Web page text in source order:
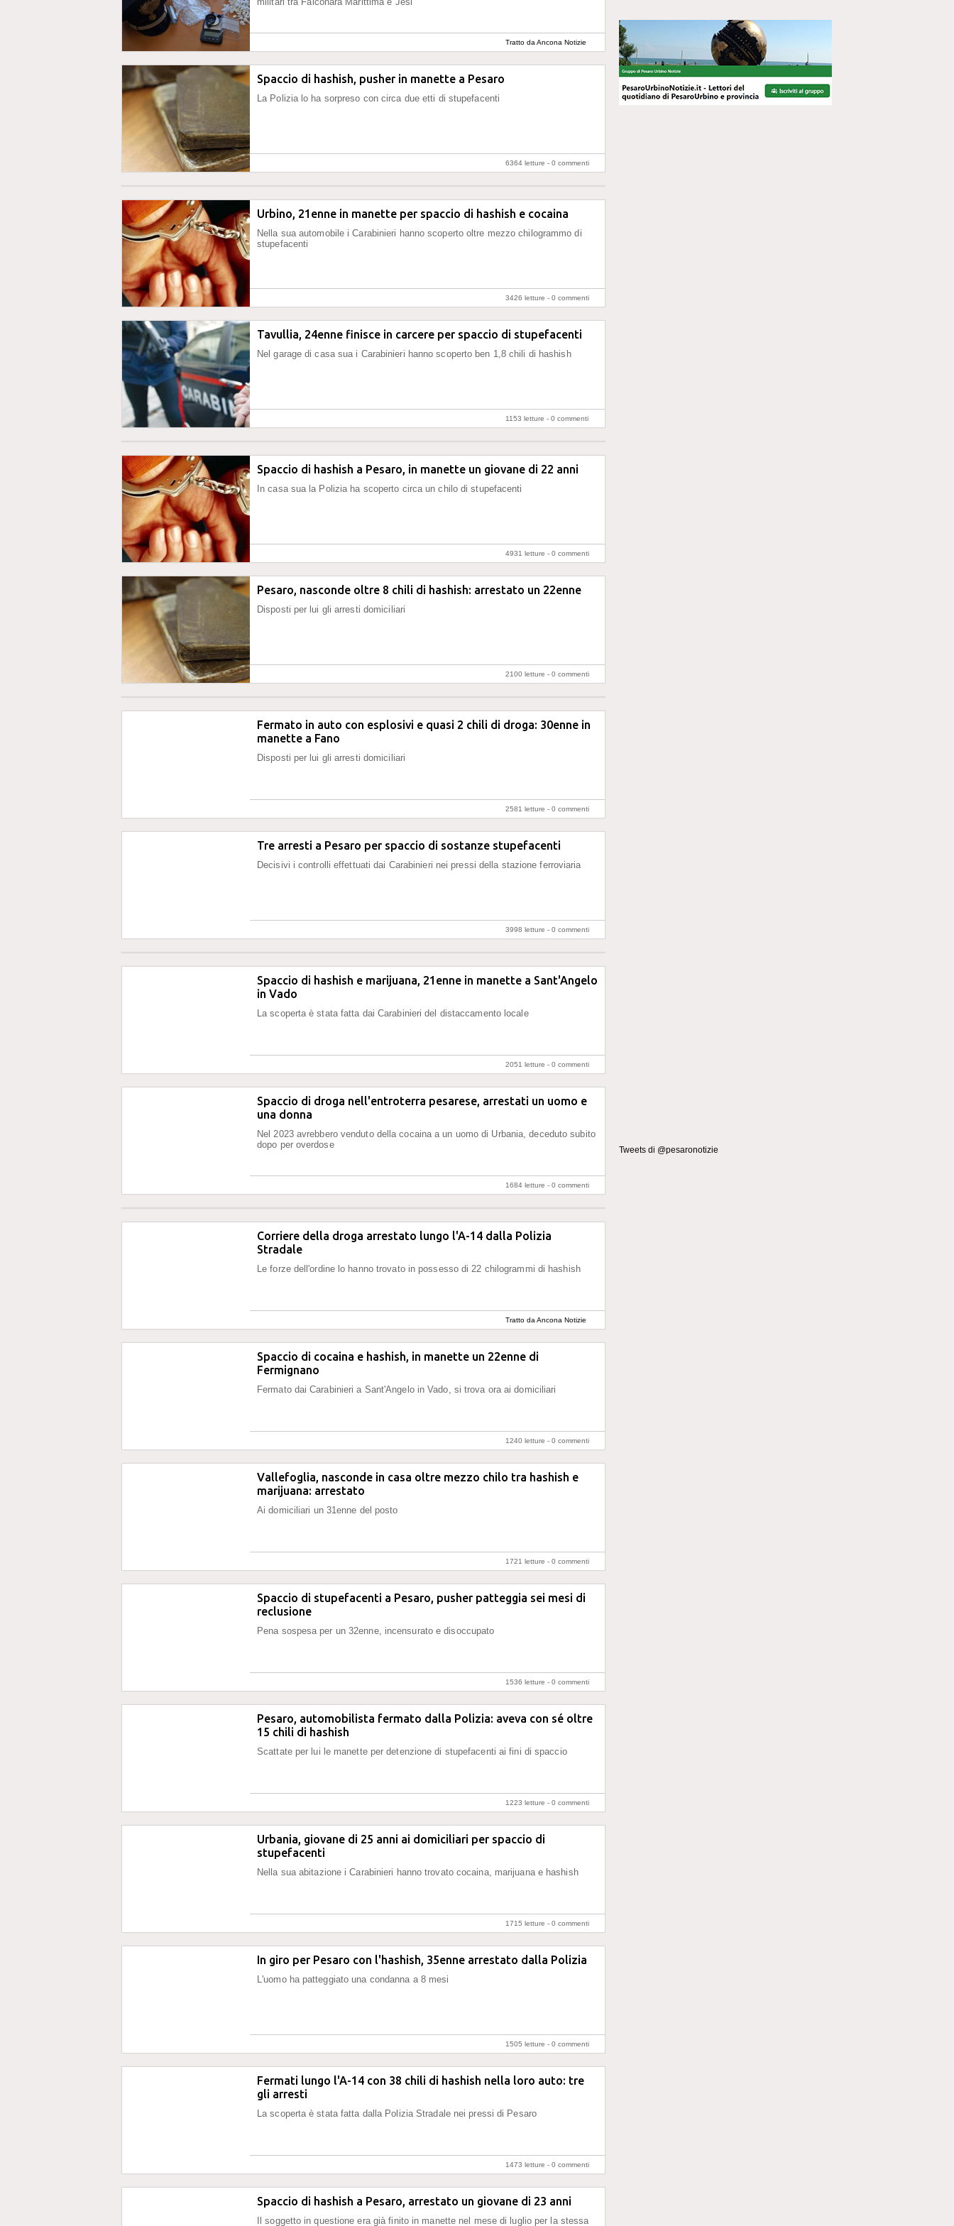
Tratto da Ancona Notizie
Spaccio di hashish, pusher in manette a Pesaro
La Polizia lo ha sorpreso con circa due etti di stupefacenti
6364 letture - 0 commenti
Urbino, 21enne in manette per spaccio di hashish e cocaina
Nella sua automobile i Carabinieri hanno scoperto oltre mezzo chilogrammo di
stupefacenti
3426 letture - 0 commenti
Tavullia, 24enne finisce in carcere per spaccio di stupefacenti
Nel garage di casa sua i Carabinieri hanno scoperto ben 1,8 chili di hashish
1153 letture - 0 commenti
Spaccio di hashish a Pesaro, in manette un giovane di 22 anni
In casa sua la Polizia ha scoperto circa un chilo di stupefacenti
4931 letture - 0 commenti
Pesaro, nasconde oltre 8 chili di hashish: arrestato un 22enne
Disposti per lui gli arresti domiciliari
2100 letture - 0 commenti
Fermato in auto con esplosivi e quasi 2 chili di droga: 30enne in
manette a Fano
Disposti per lui gli arresti domiciliari
2581 letture - 0 commenti
Tre arresti a Pesaro per spaccio di sostanze stupefacenti
Decisivi i controlli effettuati dai Carabinieri nei pressi della stazione ferroviaria
3998 letture - 0 commenti
Spaccio di hashish e marijuana, 21enne in manette a Sant'Angelo
in Vado
La scoperta è stata fatta dai Carabinieri del distaccamento locale
2051 letture - 0 commenti
Spaccio di droga nell'entroterra pesarese, arrestati un uomo e
una donna
Nel 2023 avrebbero venduto della cocaina a un uomo di Urbania, deceduto subito
dopo per overdose
1684 letture - 0 commenti
Corriere della droga arrestato lungo l'A-14 dalla Polizia
Stradale
Le forze dell'ordine lo hanno trovato in possesso di 22 chilogrammi di hashish
Tratto da Ancona Notizie
Spaccio di cocaina e hashish, in manette un 22enne di
Fermignano
Fermato dai Carabinieri a Sant'Angelo in Vado, si trova ora ai domiciliari
1240 letture - 0 commenti
Vallefoglia, nasconde in casa oltre mezzo chilo tra hashish e
marijuana: arrestato
Ai domiciliari un 31enne del posto
1721 letture - 0 commenti
Spaccio di stupefacenti a Pesaro, pusher patteggia sei mesi di
reclusione
Pena sospesa per un 32enne, incensurato e disoccupato
1536 letture - 0 commenti
Pesaro, automobilista fermato dalla Polizia: aveva con sé oltre
15 chili di hashish
Scattate per lui le manette per detenzione di stupefacenti ai fini di spaccio
1223 letture - 0 commenti
Urbania, giovane di 25 anni ai domiciliari per spaccio di
stupefacenti
Nella sua abitazione i Carabinieri hanno trovato cocaina, marijuana e hashish
1715 letture - 0 commenti
In giro per Pesaro con l'hashish, 35enne arrestato dalla Polizia
L'uomo ha patteggiato una condanna a 8 mesi
1505 letture - 0 commenti
Fermati lungo l'A-14 con 38 chili di hashish nella loro auto: tre
gli arresti
La scoperta è stata fatta dalla Polizia Stradale nei pressi di Pesaro
1473 letture - 0 commenti
Spaccio di hashish a Pesaro, arrestato un giovane di 23 anni
Il soggetto in questione era già finito in manette nel mese di luglio per la stessa
Tweets di @pesaronotizie